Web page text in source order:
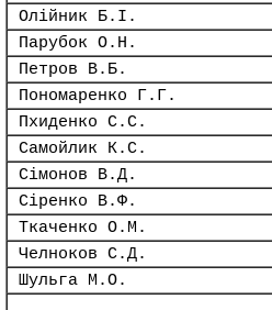
Олійник Б.І.
Парубок О.Н.
Петров В.Б.
Пономаренко Г.Г.
Пхиденко С.С.
Самойлик К.С.
Сімонов В.Д.
Сіренко В.Ф.
Ткаченко О.М.
Челноков С.Д.
Шульга М.О.